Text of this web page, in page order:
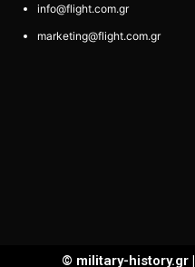
info@flight.com.gr
marketing@flight.com.gr
© military-history.gr |